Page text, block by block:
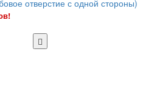
отверстие с одной стороны)